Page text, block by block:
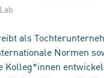
als
Normen
Kolleg*innen